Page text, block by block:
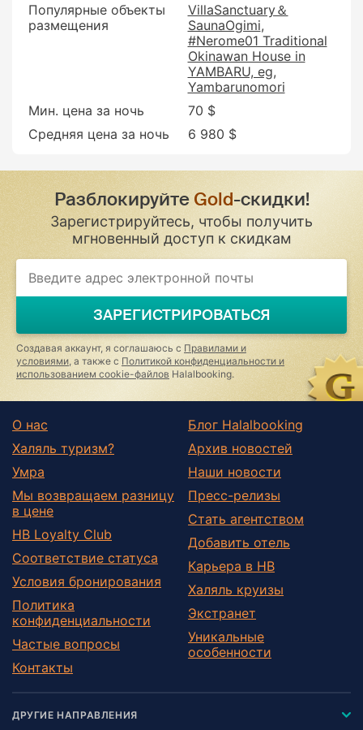
Популярные объекты
размещения
VillaSanctuary＆
SaunaOgimi
#Nerome01 Traditional
Okinawan House in
YAMBARU, eg
Yambarunomori
Мин. цена за ночь
70 $
Средняя цена за ночь
6 980 $
Разблокируйте Gold-скидки!
Зарегистрируйтесь, чтобы получить
мгновенный доступ к скидкам
ЗАРЕГИСТРИРОВАТЬСЯ
Создавая аккаунт, я соглашаюсь с Правилами и
условиями , а также с Политикой конфиденциальности и
использованием cookie-файлов Halalbooking.
О нас
Халяль туризм?
Умра
Мы возвращаем разницу
в цене
HB Loyalty Club
Соответствие статуса
Условия бронирования
Политика
конфиденциальности
Частые вопросы
Контакты
Блог Halalbooking
Архив новостей
Наши новости
Пресс-релизы
Стать агентством
Добавить отель
Карьера в HB
Халяль круизы
Экстранет
Уникальные
особенности
ДРУГИЕ НАПРАВЛЕНИЯ